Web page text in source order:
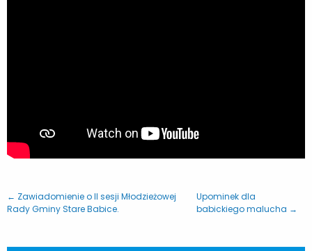
← Zawiadomienie o II sesji Młodzieżowej
Rady Gminy Stare Babice.
Upominek dla
babickiego malucha →